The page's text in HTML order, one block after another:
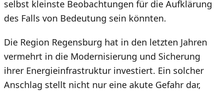
selbst kleinste Beobachtungen für die Aufklärung
des Falls von Bedeutung sein könnten.
Die Region Regensburg hat in den letzten Jahren
vermehrt in die Modernisierung und Sicherung
ihrer Energieinfrastruktur investiert. Ein solcher
Anschlag stellt nicht nur eine akute Gefahr dar,